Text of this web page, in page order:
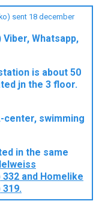
sent 18 december
Viber, Whatsapp,
is about 50
jn the 3 floor.
center, swimming
in the same
and Homelike